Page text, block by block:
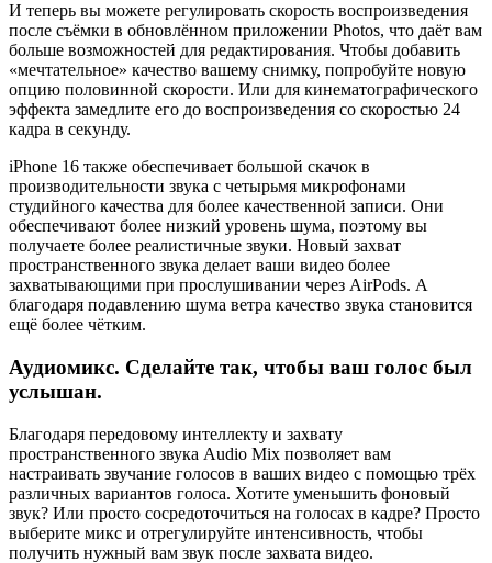
И теперь вы можете регулировать скорость воспроизведения
после съёмки в обновлённом приложении Photos, что даёт вам
больше возможностей для редактирования. Чтобы добавить
«мечтательное» качество вашему снимку, попробуйте новую
опцию половинной скорости. Или для кинематографического
эффекта замедлите его до воспроизведения со скоростью 24
кадра в секунду.
iPhone 16 также обеспечивает большой скачок в
производительности звука с четырьмя микрофонами
студийного качества для более качественной записи. Они
обеспечивают более низкий уровень шума, поэтому вы
получаете более реалистичные звуки. Новый захват
пространственного звука делает ваши видео более
захватывающими при прослушивании через AirPods. А
благодаря подавлению шума ветра качество звука становится
ещё более чётким.
Аудиомикс. Сделайте так, чтобы ваш голос был
услышан.
Благодаря передовому интеллекту и захвату
пространственного звука Audio Mix позволяет вам
настраивать звучание голосов в ваших видео с помощью трёх
различных вариантов голоса. Хотите уменьшить фоновый
звук? Или просто сосредоточиться на голосах в кадре? Просто
выберите микс и отрегулируйте интенсивность, чтобы
получить нужный вам звук после захвата видео.